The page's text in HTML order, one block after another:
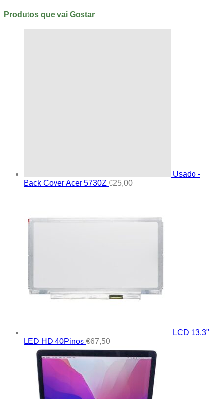
Produtos que vai Gostar
Usado -
Back Cover Acer 5730Z €25,00
LCD 13.3"
LED HD 40Pinos €67,50